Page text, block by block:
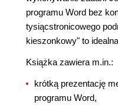
programu Word bez
tysiącstronicowego
kieszonkowy" to
Książka zawiera m.in.:
krótką prezentację
programu Word,